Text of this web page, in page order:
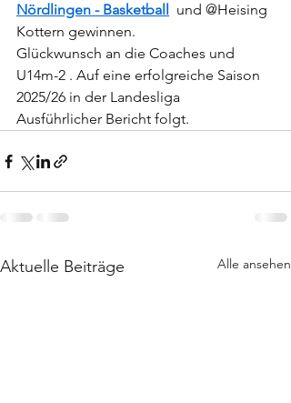
Nördlingen - Basketball und @Heising
Kottern gewinnen.
Glückwunsch an die Coaches und
U14m-2 . Auf eine erfolgreiche Saison
2025/26 in der Landesliga
Ausführlicher Bericht folgt.
Aktuelle Beiträge Alle ansehen